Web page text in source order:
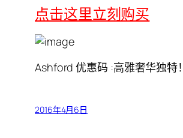
点击这里立刻购买
Ashford 优惠码 :高雅奢华独特
2016年4月6日